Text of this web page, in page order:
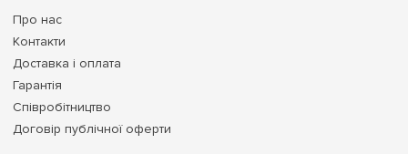
Про нас
Контакти
Доставка і оплата
Гарантія
Співробітництво
Договір публічної оферти